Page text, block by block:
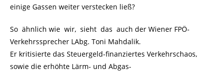
einige Gassen weiter verstecken ließ?
So ähnlich wie wir, sieht das auch der Wiener FPÖ-
Verkehrssprecher LAbg. Toni Mahdalik.
Er kritisierte das Steuergeld-finanziertes Verkehrschaos,
sowie die erhöhte Lärm- und Abgas-